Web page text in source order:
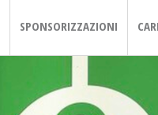
SPONSORIZZAZIONI